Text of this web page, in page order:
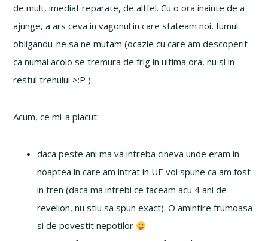
de mult, imediat reparate, de altfel. Cu o ora inainte de a
ajunge, a ars ceva in vagonul in care stateam noi, fumul
obligandu-ne sa ne mutam (ocazie cu care am descoperit
ca numai acolo se tremura de frig in ultima ora, nu si in
restul trenului >:P ).
Acum, ce mi-a placut:
daca peste ani ma va intreba cineva unde eram in
noaptea in care am intrat in UE voi spune ca am fost
in tren (daca ma intrebi ce faceam acu 4 ani de
revelion, nu stiu sa spun exact). O amintire frumoasa
si de povestit nepotilor